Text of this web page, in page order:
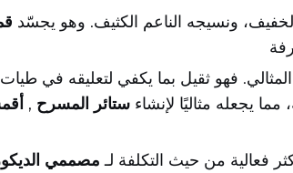
ونسيجه الناعم الكثيف. وهو يجسّد
المثالي. فهو ثقيل بما يكفي لتعليقه في طيات
يجعله مثاليًا لإنشاء ستائر المسرح ,
فعالية من حيث التكلفة لـ مصممي